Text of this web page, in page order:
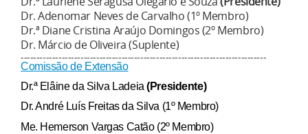
Dr. Adenomar Neves de Carvalho (1º Membro)
Dr.ª Diane Cristina Araújo Domingos (2º Membro)
Dr. Márcio de Oliveira (Suplente)
------------------------------------------------------------------------------
Comissão de Extensão
Dr.ª Elâine da Silva Ladeia (Presidente)
Dr. André Luís Freitas da Silva (1º Membro)
Me. Hemerson Vargas Catão (2º Membro)